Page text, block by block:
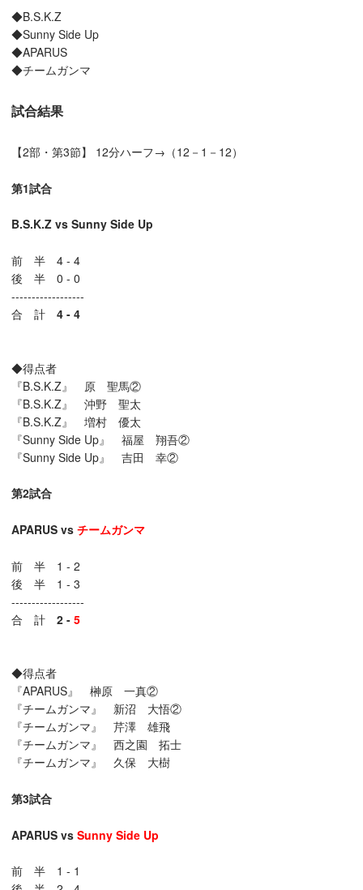
◆B.S.K.Z
◆Sunny Side Up
◆APARUS
◆チームガンマ
試合結果
【2部・第3節】 12分ハーフ→（12－1－12）
第1試合
B.S.K.Z vs Sunny Side Up
前 半 4 - 4
後 半 0 - 0
------------------
合 計 4 - 4
◆得点者
『B.S.K.Z』 原 聖馬②
『B.S.K.Z』 沖野 聖太
『B.S.K.Z』 増村 優太
『Sunny Side Up』 福屋 翔吾②
『Sunny Side Up』 吉田 幸②
第2試合
APARUS vs チームガンマ
前 半 1 - 2
後 半 1 - 3
------------------
合 計 2 - 5
◆得点者
『APARUS』 榊原 一真②
『チームガンマ』 新沼 大悟②
『チームガンマ』 芹澤 雄飛
『チームガンマ』 西之園 拓士
『チームガンマ』 久保 大樹
第3試合
APARUS vs Sunny Side Up
前 半 1 - 1